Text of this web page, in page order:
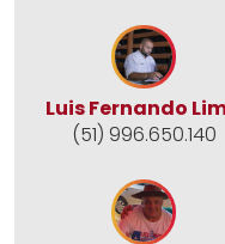
Luis Fernando
(51) 996.650.140